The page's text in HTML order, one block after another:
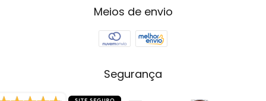
Meios de envio
Segurança